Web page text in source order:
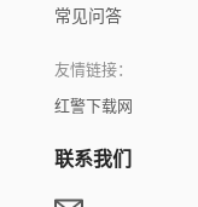
常见问答
友情链接：
红警下载网
联系我们